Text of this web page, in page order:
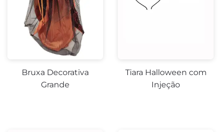
Bruxa Decorativa
Grande
Tiara Halloween com
Injeção